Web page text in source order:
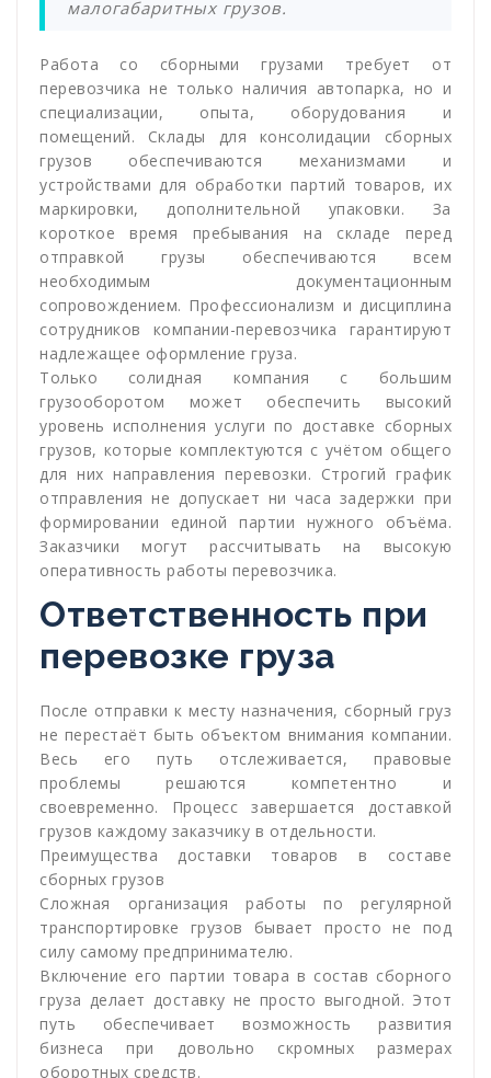
малогабаритных грузов.
Работа со сборными грузами требует от
перевозчика не только наличия автопарка, но и
специализации, опыта, оборудования и
помещений. Склады для консолидации сборных
грузов обеспечиваются механизмами и
устройствами для обработки партий товаров, их
маркировки, дополнительной упаковки. За
короткое время пребывания на складе перед
отправкой грузы обеспечиваются всем
необходимым документационным
сопровождением. Профессионализм и дисциплина
сотрудников компании-перевозчика гарантируют
надлежащее оформление груза.
Только солидная компания с большим
грузооборотом может обеспечить высокий
уровень исполнения услуги по доставке сборных
грузов, которые комплектуются с учётом общего
для них направления перевозки. Строгий график
отправления не допускает ни часа задержки при
формировании единой партии нужного объёма.
Заказчики могут рассчитывать на высокую
оперативность работы перевозчика.
Ответственность при
перевозке груза
После отправки к месту назначения, сборный груз
не перестаёт быть объектом внимания компании.
Весь его путь отслеживается, правовые
проблемы решаются компетентно и
своевременно. Процесс завершается доставкой
грузов каждому заказчику в отдельности.
Преимущества доставки товаров в составе
сборных грузов
Сложная организация работы по регулярной
транспортировке грузов бывает просто не под
силу самому предпринимателю.
Включение его партии товара в состав сборного
груза делает доставку не просто выгодной. Этот
путь обеспечивает возможность развития
бизнеса при довольно скромных размерах
оборотных средств.